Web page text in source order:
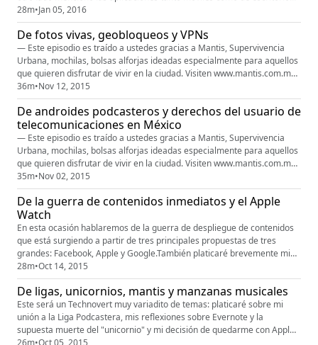
que considero como indispensables durante este 2015 que terminó.
Feliz año y espero sus calificaciones y comentarios a
velvor@technovert.com.mx
28m•Jan 05, 2016
De fotos vivas, geobloqueos y VPNs
— Este episodio es traído a ustedes gracias a Mantis, Supervivencia
Urbana, mochilas, bolsas alforjas ideadas especialmente para aquellos
que quieren disfrutar de vivir en la ciudad. Visiten www.mantis.com.mx
y vean los productos que tienen.—iPad Pro en las tiendas a partir de
hoy: gran expectativa sobre las posibilidades de este nuevo dispositivo,
veremos qué tanto cumple con ellas. Por lo pro...
36m•Nov 12, 2015
De androides podcasteros y derechos del usuario de
telecomunicaciones en México
— Este episodio es traído a ustedes gracias a Mantis, Supervivencia
Urbana, mochilas, bolsas alforjas ideadas especialmente para aquellos
que quieren disfrutar de vivir en la ciudad. Visiten www.mantis.com.mx
y vean los productos que tienen.—Antes de entrar de lleno con los
temas, el lunes recibí la invitación a participar de la beta privada de un
nuevo cliente de correo llamado N1 de Nylas una...
35m•Nov 02, 2015
De la guerra de contenidos inmediatos y el Apple
Watch
En esta ocasión hablaremos de la guerra de despliegue de contenidos
que está surgiendo a partir de tres principales propuestas de tres
grandes: Facebook, Apple y Google.También platicaré brevemente mis
impresiones generales del Apple Watch a partir de una consulta hecha
por @morantefigari al respecto, especialmente las impresiones con
respecto a la calidad de su utilidad para monitoreo de activ...
28m•Oct 14, 2015
De ligas, unicornios, mantis y manzanas musicales
Este será un Technovert muy variadito de temas: platicaré sobre mi
unión a la Liga Podcastera, mis reflexiones sobre Evernote y la
supuesta muerte del "unicornio" y mi decisión de quedarme con Apple